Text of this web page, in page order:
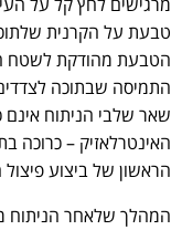
הטבעת מהודקת לשטח
התמיסה שבתוכה
שאר שלבי הניתוח
האינטרלאזיק – כרוכה
הראשון של ביצוע
המהלך שלאחר הניתוח